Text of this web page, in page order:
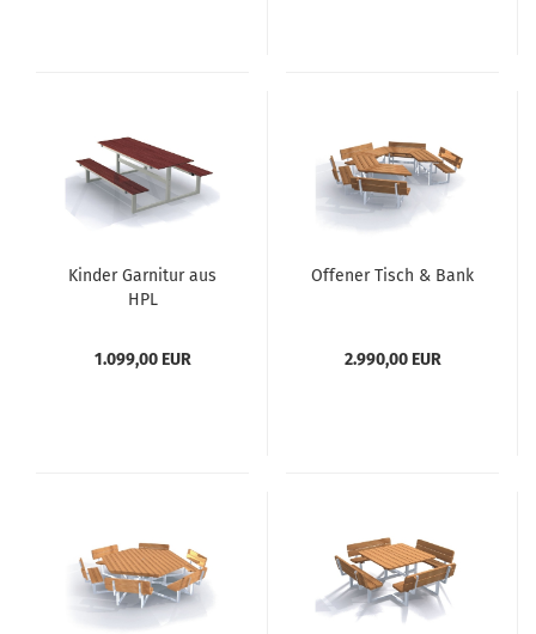
Kinder Garnitur aus
HPL
1.099,00 EUR
Offener Tisch & Bank
2.990,00 EUR